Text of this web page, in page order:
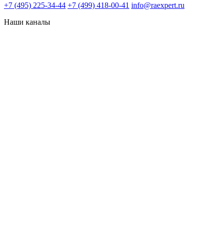
+7 (495) 225-34-44 +7 (499) 418-00-41 info@raexpert.ru
Наши каналы